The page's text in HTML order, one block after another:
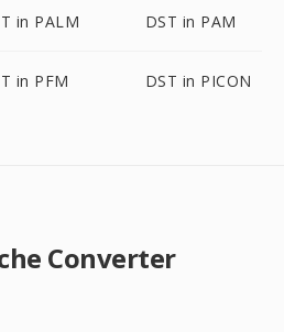
in PALM DST in PAM
in PFM DST in PICON
Converter